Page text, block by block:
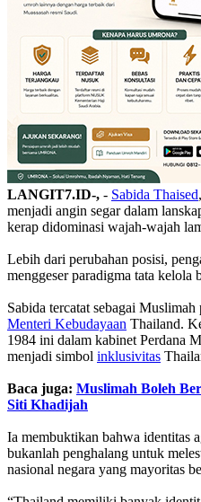
LANGIT7.ID-, - Sabida Thaised
menjadi angin segar dalam
kerap didominasi wajah-wajah
Lebih dari perubahan posisi,
menggeser paradigma tata kelola
Sabida tercatat sebagai
Menteri Kebudayaan Thailand.
1984 ini dalam kabinet Perdana
menjadi simbol inklusivitas
Baca juga: Muslimah Boleh
Siti Khadijah
Ia membuktikan bahwa identitas
bukanlah penghalang untuk
nasional negara yang mayoritas